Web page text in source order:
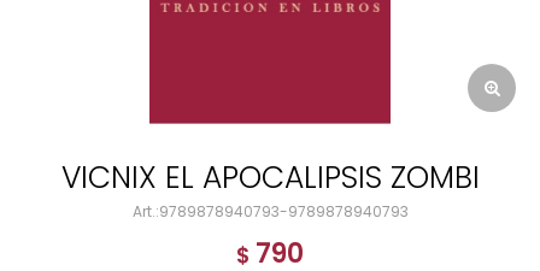
VICNIX EL APOCALIPSIS ZOMBI
9789878940793-9789878940793
$ 790